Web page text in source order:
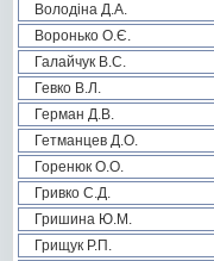
Володіна Д.А.
Воронько О.Є.
Галайчук В.С.
Гевко В.Л.
Герман Д.В.
Гетманцев Д.О.
Горенюк О.О.
Гривко С.Д.
Гришина Ю.М.
Грищук Р.П.